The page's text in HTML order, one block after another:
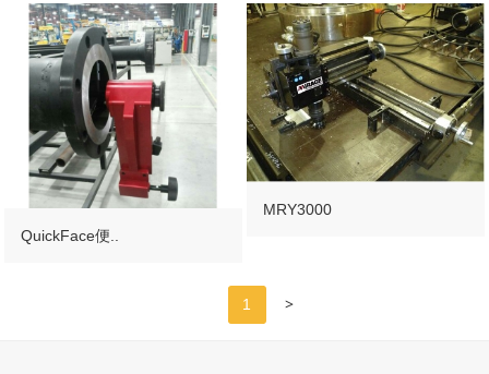
QuickFace便..
MRY3000
1 >